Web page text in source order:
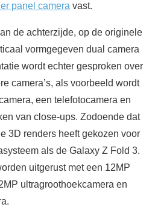
panel camera vast.
de achterzijde, op de originele
vormgegeven dual camera
wordt echter gesproken over
camera’s, als voorbeeld wordt
een telefotocamera en
van close-ups. Zodoende dat
3D renders heeft gekozen voor
als de Galaxy Z Fold 3.
uitgerust met een 12MP
ultragroothoekcamera en